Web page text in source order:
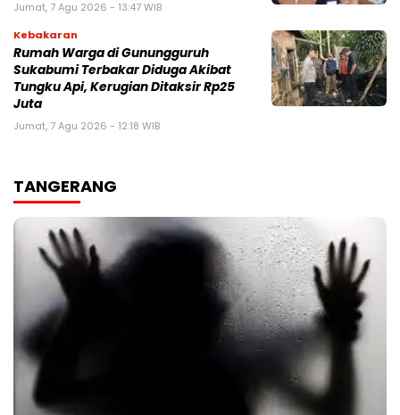
Jumat, 7 Agu 2026 - 13:47 WIB
Kebakaran
‎Rumah Warga di Gunungguruh
Sukabumi Terbakar Diduga Akibat
Tungku Api, Kerugian Ditaksir Rp25
Juta
Jumat, 7 Agu 2026 - 12:18 WIB
TANGERANG